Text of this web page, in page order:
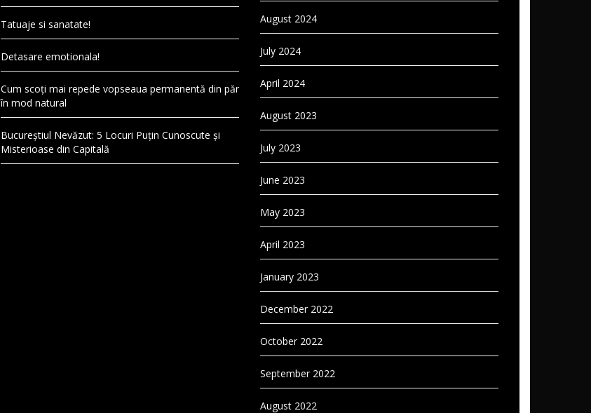
Tatuaje si sanatate!
Detasare emotionala!
Cum scoți mai repede vopseaua permanentă din păr
în mod natural
Bucureștiul Nevăzut: 5 Locuri Puțin Cunoscute și
Misterioase din Capitală
August 2024
July 2024
April 2024
August 2023
July 2023
June 2023
May 2023
April 2023
January 2023
December 2022
October 2022
September 2022
August 2022